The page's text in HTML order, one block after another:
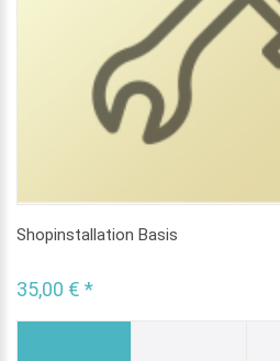
Shopinstallation Basis
35,00 € *